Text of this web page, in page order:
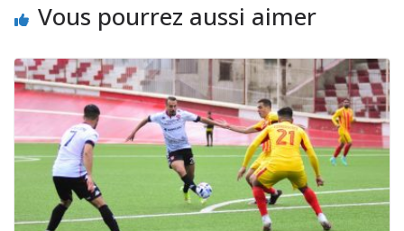
Vous pourrez aussi aimer